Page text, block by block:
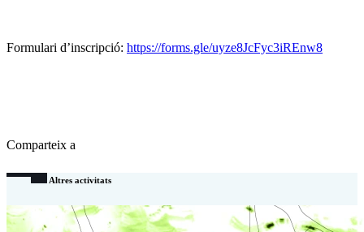
Formulari d’inscripció: https://forms.gle/uyze8JcFyc3iREnw8
Comparteix a
Altres activitats